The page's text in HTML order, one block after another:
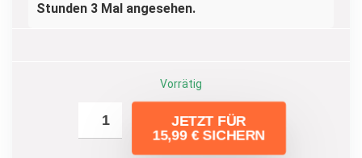
Stunden 3 Mal angesehen.
Vorrätig
JETZT FÜR
15,99 € SICHERN